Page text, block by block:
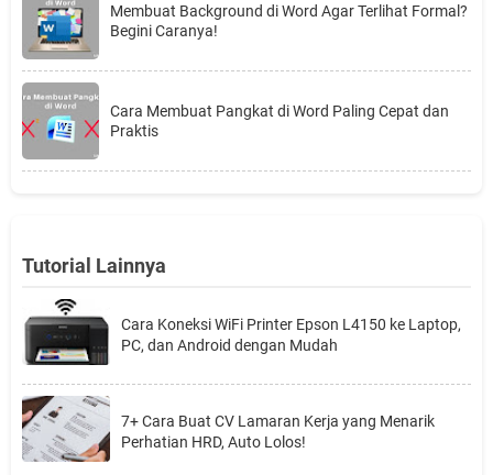
Membuat Background di Word Agar Terlihat Formal?
Begini Caranya!
Cara Membuat Pangkat di Word Paling Cepat dan
Praktis
Tutorial Lainnya
Cara Koneksi WiFi Printer Epson L4150 ke Laptop,
PC, dan Android dengan Mudah
7+ Cara Buat CV Lamaran Kerja yang Menarik
Perhatian HRD, Auto Lolos!